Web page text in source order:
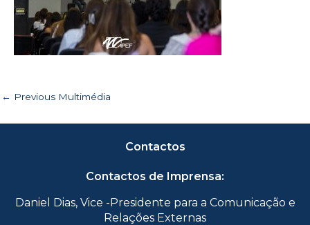
← Previous Multimédia
Contactos
Contactos de Imprensa:
Daniel Dias, Vice -Presidente para a Comunicação e
Relações Externas